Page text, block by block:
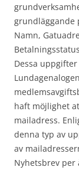
grundläggande
Namn,
Betalningsstatus
Dessa
haft möjlighet
mailadress.
denna typ av
av
Nyhetsbrev per